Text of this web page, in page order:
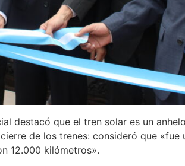
destacó que el tren solar es un
de los trenes: consideró que
12.000 kilómetros».